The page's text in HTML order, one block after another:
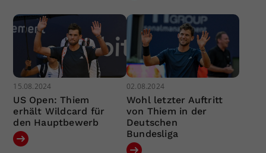
15.08.2024
US Open: Thiem
erhält Wildcard für
den Hauptbewerb
02.08.2024
Wohl letzter Auftritt
von Thiem in der
Deutschen
Bundesliga